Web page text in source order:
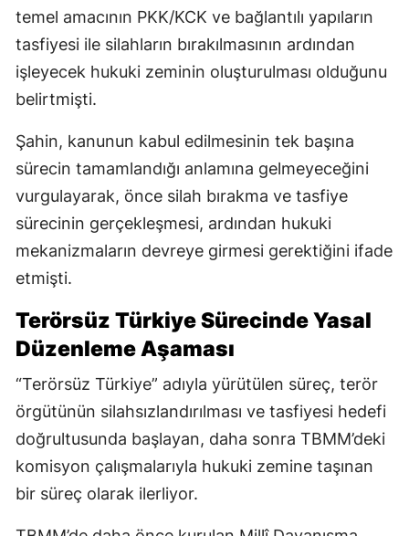
temel amacının PKK/KCK ve bağlantılı yapıların
tasfiyesi ile silahların bırakılmasının ardından
işleyecek hukuki zeminin oluşturulması olduğunu
belirtmişti.
Şahin, kanunun kabul edilmesinin tek başına
sürecin tamamlandığı anlamına gelmeyeceğini
vurgulayarak, önce silah bırakma ve tasfiye
sürecinin gerçekleşmesi, ardından hukuki
mekanizmaların devreye girmesi gerektiğini ifade
etmişti.
Terörsüz Türkiye Sürecinde Yasal
Düzenleme Aşaması
“Terörsüz Türkiye” adıyla yürütülen süreç, terör
örgütünün silahsızlandırılması ve tasfiyesi hedefi
doğrultusunda başlayan, daha sonra TBMM’deki
komisyon çalışmalarıyla hukuki zemine taşınan
bir süreç olarak ilerliyor.